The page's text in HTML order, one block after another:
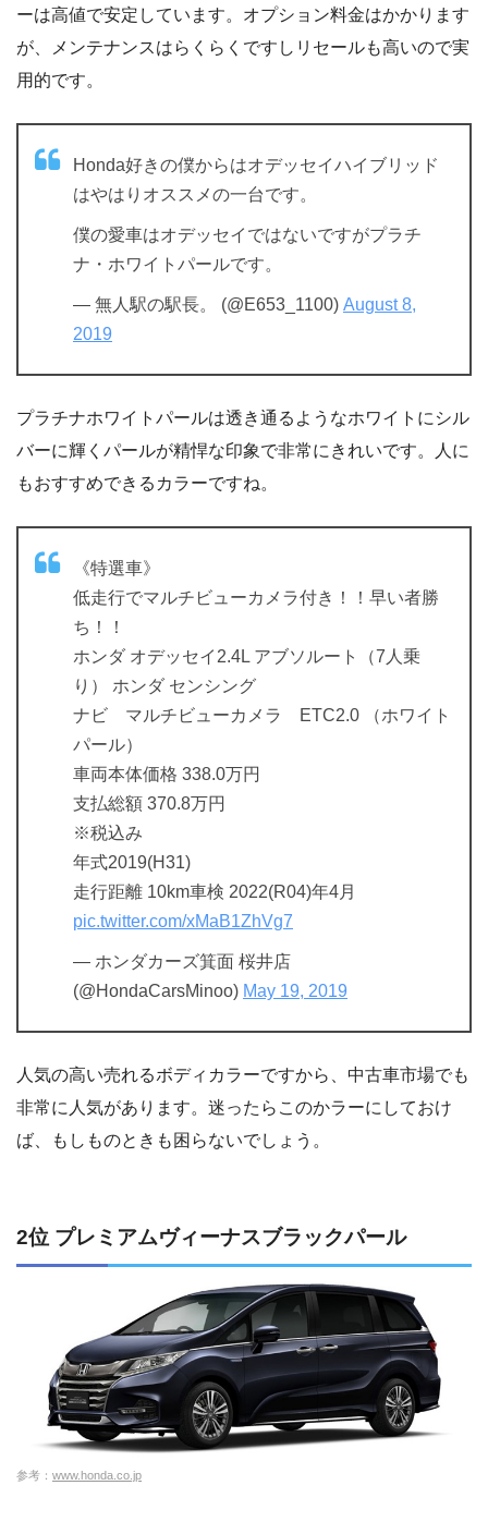
ーは高値で安定しています。オプション料金はかかります
が、メンテナンスはらくらくですしリセールも高いので実
用的です。
Honda好きの僕からはオデッセイハイブリッド
はやはりオススメの一台です。
僕の愛車はオデッセイではないですがプラチ
ナ・ホワイトパールです。
— 無人駅の駅長。 (@E653_1100) August 8,
2019
プラチナホワイトパールは透き通るようなホワイトにシル
バーに輝くパールが精悍な印象で非常にきれいです。人に
もおすすめできるカラーですね。
《特選車》
低走行でマルチビューカメラ付き！！早い者勝
ち！！
ホンダ オデッセイ2.4L アブソルート（7人乗
り） ホンダ センシング
ナビ マルチビューカメラ ETC2.0 （ホワイト
パール）
車両本体価格 338.0万円
支払総額 370.8万円
※税込み
年式2019(H31)
走行距離 10km車検 2022(R04)年4月
pic.twitter.com/xMaB1ZhVg7
— ホンダカーズ箕面 桜井店
(@HondaCarsMinoo) May 19, 2019
人気の高い売れるボディカラーですから、中古車市場でも
非常に人気があります。迷ったらこのかラーにしておけ
ば、もしものときも困らないでしょう。
2位 プレミアムヴィーナスブラックパール
参考： www.honda.co.jp